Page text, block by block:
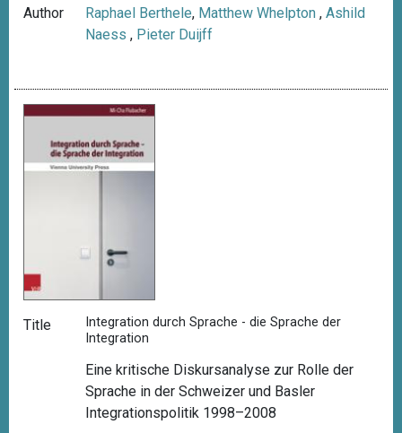
Author Raphael Berthele, Matthew Whelpton,Ashild
Naess, Pieter Duijff
Title
Integration durch Sprache - die Sprache der
Integration
Eine kritische Diskursanalyse zur Rolle der
Sprache in der Schweizer und Basler
Integrationspolitik 1998–2008